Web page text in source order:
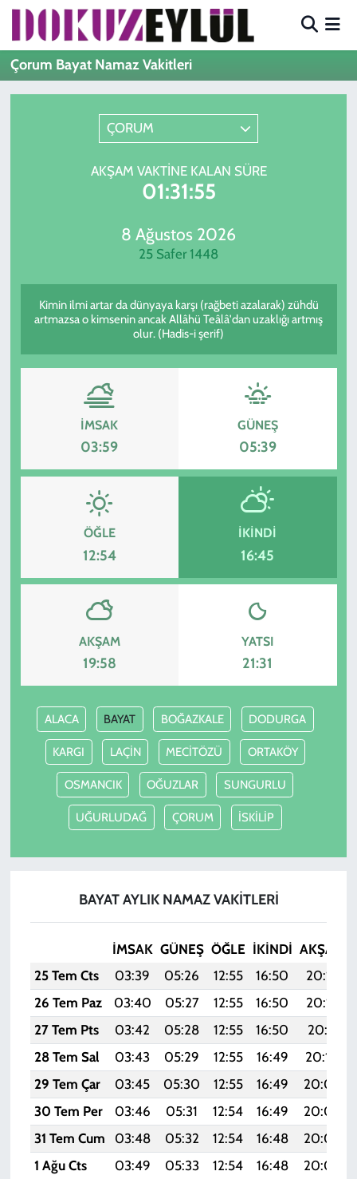
Çorum Bayat Namaz Vakitleri
ÇORUM
AKŞAM VAKTINE KALAN SÜRE
01:31:55
8 Ağustos 2026
25 Safer 1448
Kimin ilmi artar da dünyaya karşı (rağbeti azalarak) zühdü
artmazsa o kimsenin ancak Allâhü Teâlâ'dan uzaklığı artmış
olur. (Hadis-i şerif)
İMSAK
03:59
GÜNEŞ
05:39
ÖĞLE
12:54
İKINDI
16:45
AKŞAM
19:58
YATSI
21:31
ALACA BAYAT BOĞAZKALE DODURGA
KARGI LAÇİN MECİTÖZÜ ORTAKÖY
OSMANCIK OĞUZLAR SUNGURLU
UĞURLUDAĞ ÇORUM İSKİLİP
BAYAT AYLIK NAMAZ VAKITLERI
İMSAK GÜNEŞ ÖĞLE İKINDI AKŞAM
25 Tem Cts
03:39 05:26 12:55 16:50 20:13
26 Tem Paz
03:40 05:27 12:55 16:50 20:12
27 Tem Pts
03:42 05:28 12:55 16:50 20:11
28 Tem Sal
03:43 05:29 12:55 16:49 20:10
29 Tem Çar
03:45 05:30 12:55 16:49 20:09
30 Tem Per
03:46 05:31 12:54 16:49 20:08
31 Tem Cum
03:48 05:32 12:54 16:48 20:07
1 Ağu Cts
03:49 05:33 12:54 16:48 20:06
Hava Durumu
Süper Lig Puan Durumu ve Fikstür
Tüm Manşetler